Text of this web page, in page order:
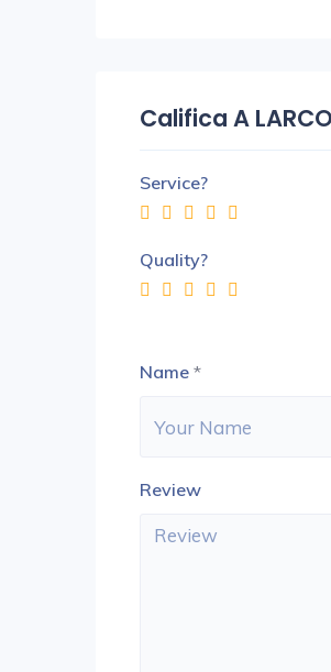
Califica A
Service?
Quality?
Name *
Review